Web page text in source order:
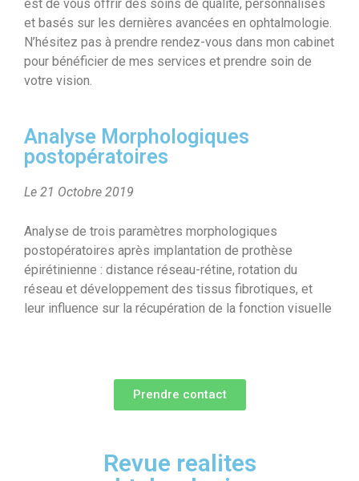
est de vous offrir des soins de qualité, personnalisés
et basés sur les dernières avancées en ophtalmologie.
N’hésitez pas à prendre rendez-vous dans mon cabinet
pour bénéficier de mes services et prendre soin de
votre vision.
Analyse Morphologiques
postopératoires
Le 21 Octobre 2019
Analyse de trois paramètres morphologiques
postopératoires après implantation de prothèse
épirétinienne : distance réseau-rétine, rotation du
réseau et développement des tissus fibrotiques, et
leur influence sur la récupération de la fonction visuelle
Prendre contact
Revue realites